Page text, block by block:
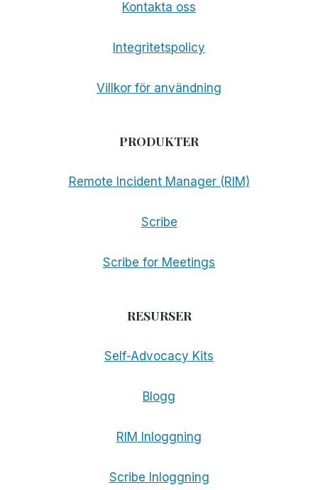
Kontakta oss
Integritetspolicy
Villkor för användning
PRODUKTER
Remote Incident Manager (RIM)
Scribe
Scribe for Meetings
RESURSER
Self-Advocacy Kits
Blogg
RIM Inloggning
Scribe Inloggning